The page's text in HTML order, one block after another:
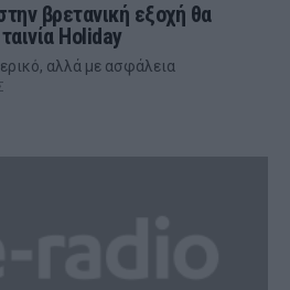
βρετανική εξοχή θα
Holiday
αλλά με ασφάλεια